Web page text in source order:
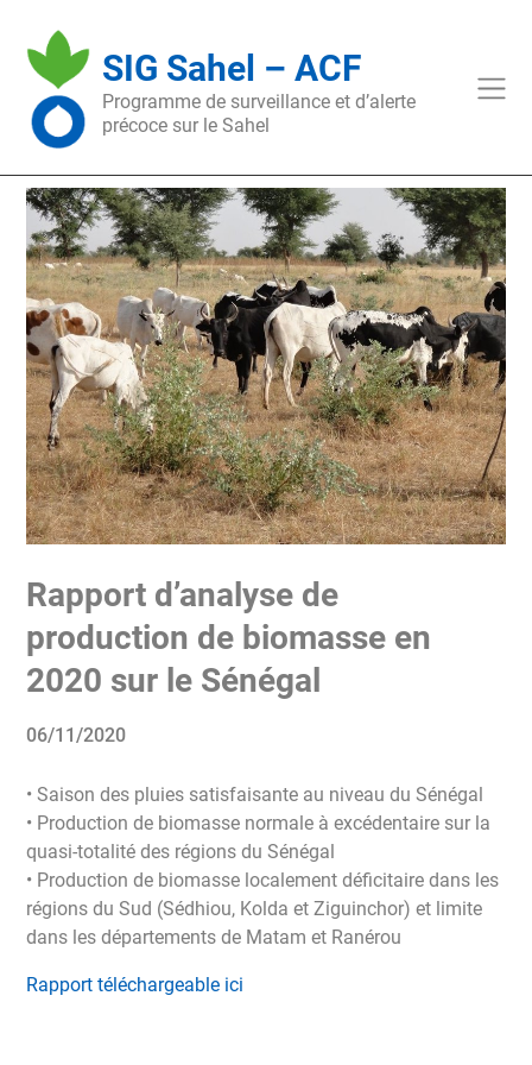
content
SIG Sahel – ACF
Programme de surveillance et d’alerte
précoce sur le Sahel
Rapport d’analyse de
production de biomasse en
2020 sur le Sénégal
06/11/2020
• Saison des pluies satisfaisante au niveau du Sénégal
• Production de biomasse normale à excédentaire sur la
quasi-totalité des régions du Sénégal
• Production de biomasse localement déficitaire dans les
régions du Sud (Sédhiou, Kolda et Ziguinchor) et limite
dans les départements de Matam et Ranérou
Rapport téléchargeable ici